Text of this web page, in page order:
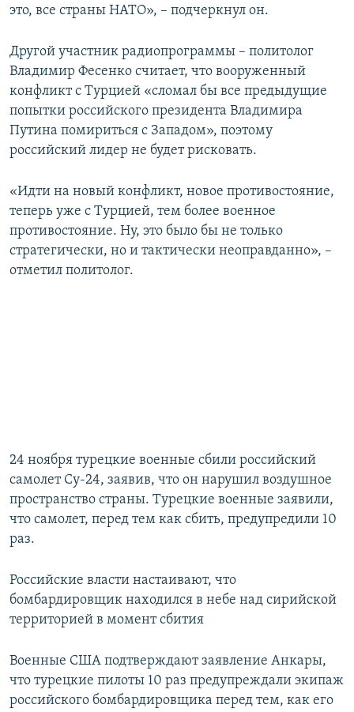
это, все страны НАТО», – подчеркнул он.
Другой участник радиопрограммы – политолог
Владимир Фесенко считает, что вооруженный
конфликт с Турцией «сломал бы все предыдущие
попытки российского президента Владимира
Путина помириться с Западом», поэтому
российский лидер не будет рисковать.
«Идти на новый конфликт, новое противостояние,
теперь уже с Турцией, тем более военное
противостояние. Ну, это было бы не только
стратегически, но и тактически неоправданно», –
отметил политолог.
24 ноября турецкие военные сбили российский
самолет Су-24, заявив, что он нарушил воздушное
пространство страны. Турецкие военные заявили,
что самолет, перед тем как сбить, предупредили 10
раз.
Российские власти настаивают, что
бомбардировщик находился в небе над сирийской
территорией в момент сбития
Военные США подтверждают заявление Анкары,
что турецкие пилоты 10 раз предупреждали экипаж
российского бомбардировщика перед тем, как его